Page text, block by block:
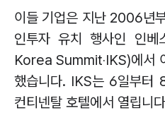
이들 기업은 지난 2006년
인투자 유치 행사인 인베
Korea Summit‧IKS)에서
했습니다. IKS는 6일부터
컨티넨탈 호텔에서 열립니다